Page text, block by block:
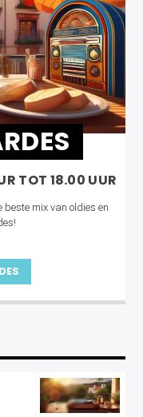
TOT 18.00 UUR
mix van oldies en